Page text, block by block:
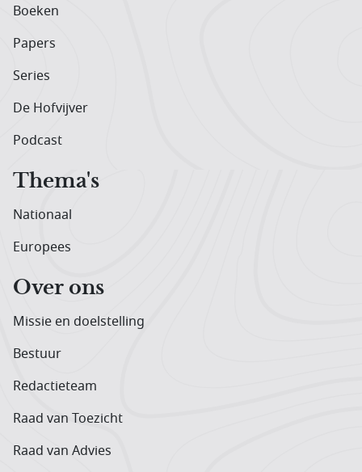
Boeken
Papers
Series
De Hofvijver
Podcast
Thema's
Nationaal
Europees
Over ons
Missie en doelstelling
Bestuur
Redactieteam
Raad van Toezicht
Raad van Advies